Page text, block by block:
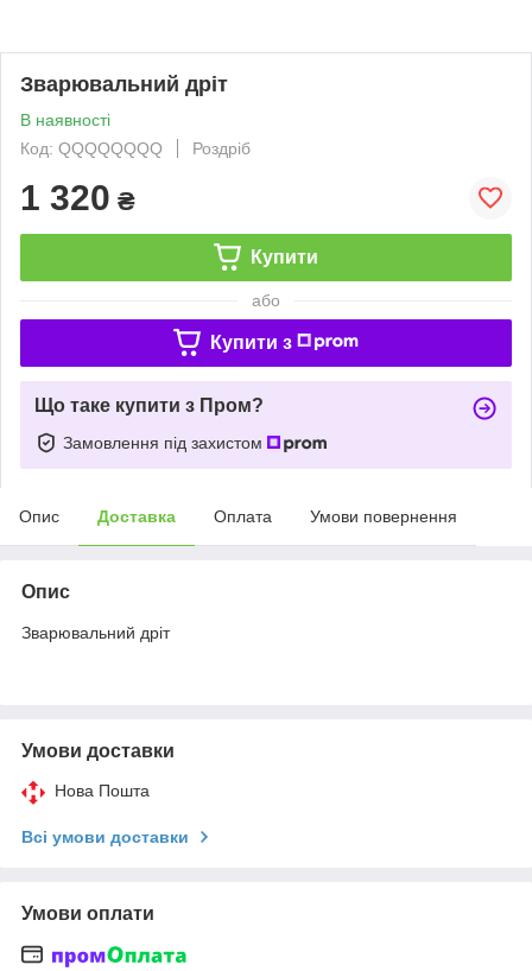
Зварювальний дріт
В наявності
Код: QQQQQQQQ
Роздріб
1 320 ₴
Купити
або
Купити з
Що таке купити з Пром?
Замовлення під захистом
Опис Доставка Оплата Умови повернення
Опис
Зварювальний дріт
Умови доставки
Нова Пошта
Всі умови доставки
Умови оплати